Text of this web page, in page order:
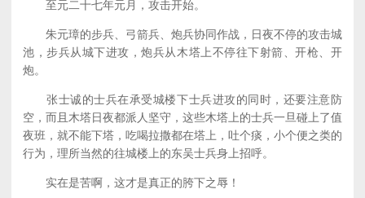
至元二十七年元月，攻击开始。
朱元璋的步兵、弓箭兵、炮兵协同作战，日夜不停的攻击城
池，步兵从城下进攻，炮兵从木塔上不停往下射箭、开枪、开
炮。
张士诚的士兵在承受城楼下士兵进攻的同时，还要注意防
空，而且木塔日夜都派人坚守，这些木塔上的士兵一旦碰上了值
夜班，就不能下塔，吃喝拉撒都在塔上，吐个痰，小个便之类的
行为，理所当然的往城楼上的东吴士兵身上招呼。
实在是苦啊，这才是真正的胯下之辱！